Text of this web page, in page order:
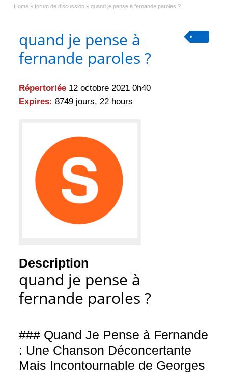
Home » forum de discussion » quand je pense à fernande paroles ?
quand je pense à
fernande paroles ?
Répertoriée 12 octobre 2021 0h40
Expires: 8749 jours, 22 hours
Description
quand je pense à
fernande paroles ?
### Quand Je Pense à Fernande
: Une Chanson Déconcertante
Mais Incontournable de Georges